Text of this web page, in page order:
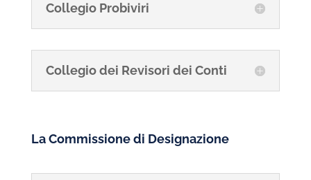
Collegio Probiviri
Collegio dei Revisori dei Conti
La Commissione di Designazione